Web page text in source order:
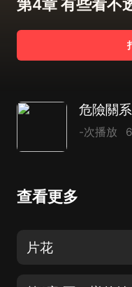
第4章 有些看不
危險關
-次播放
查看更多
片花